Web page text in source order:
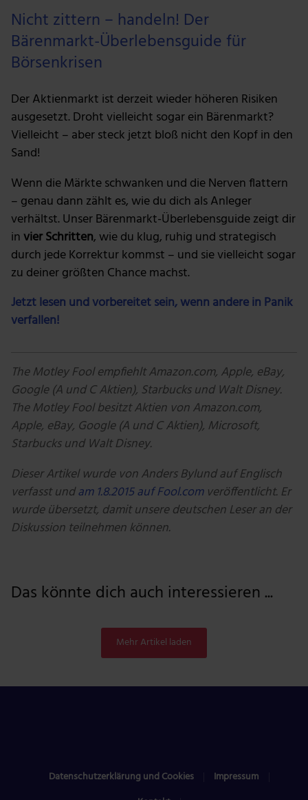
Nicht zittern – handeln! Der
Bärenmarkt-Überlebensguide für
Börsenkrisen
Der Aktienmarkt ist derzeit wieder höheren Risiken
ausgesetzt. Droht vielleicht sogar ein Bärenmarkt?
Vielleicht – aber steck jetzt bloß nicht den Kopf in den
Sand!
Wenn die Märkte schwanken und die Nerven flattern
– genau dann zählt es, wie du dich als Anleger
verhältst. Unser Bärenmarkt-Überlebensguide zeigt dir
invier Schritten, wie du klug, ruhig und strategisch
durch jede Korrektur kommst – und sie vielleicht sogar
zu deiner größten Chance machst.
Jetzt lesen und vorbereitet sein, wenn andere in Panik
verfallen!
The Motley Fool empfiehlt Amazon.com, Apple, eBay,
Google (A und C Aktien), Starbucks und Walt Disney.
The Motley Fool besitzt Aktien von Amazon.com,
Apple, eBay, Google (A und C Aktien), Microsoft,
Starbucks und Walt Disney.
Dieser Artikel wurde von Anders Bylund auf Englisch
verfasst undam 1.8.2015 auf Fool.comveröffentlicht. Er
wurde übersetzt, damit unsere deutschen Leser an der
Diskussion teilnehmen können.
Das könnte dich auch interessieren ...
Mehr Artikel laden
Datenschutzerklärung und Cookies
Impressum